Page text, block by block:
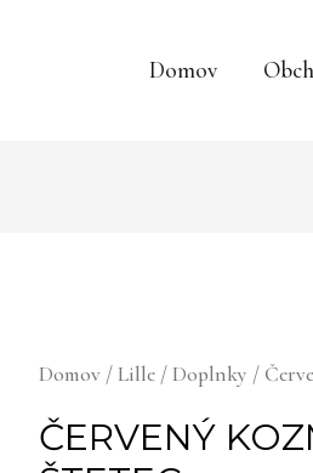
Domov
Domov/Lille/Doplnky /
ČERVENÝ